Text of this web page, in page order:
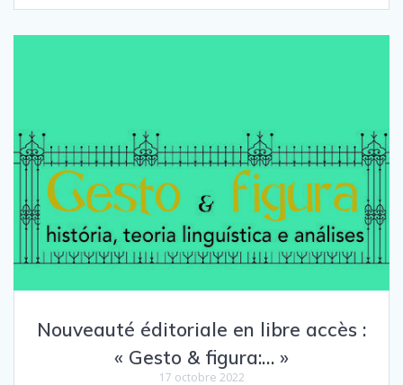
Nouveauté éditoriale en libre accès :
« Gesto & figura:… »
17 octobre 2022